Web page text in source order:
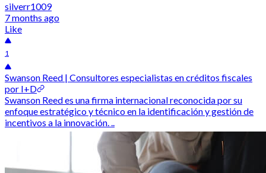
silverr1009
7 months ago
Like
1
Swanson Reed | Consultores especialistas en créditos fiscales
por I+D
Swanson Reed es una firma internacional reconocida por su
enfoque estratégico y técnico en la identificación y gestión de
incentivos a la innovación. ..